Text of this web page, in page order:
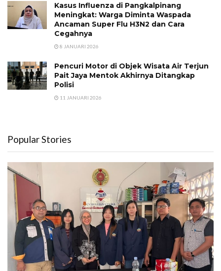
Kasus Influenza di Pangkalpinang
Meningkat: Warga Diminta Waspada
Ancaman Super Flu H3N2 dan Cara
Cegahnya
8 JANUARI 2026
Pencuri Motor di Objek Wisata Air Terjun
Pait Jaya Mentok Akhirnya Ditangkap
Polisi
11 JANUARI 2026
Popular Stories